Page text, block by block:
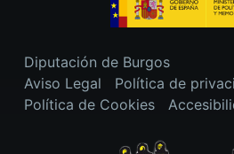
Diputación de Burgos
Aviso Legal
Política de
Política de Cookies